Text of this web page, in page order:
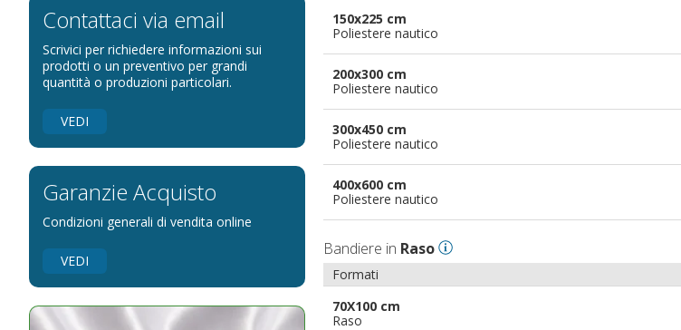
Bandiere per enti pubblici
Bandiere per riserve naturali e parchi
Bandiere per musicisti
Bandiere per feste
pennoni per bandiere
Contattaci via email
Scrivici per richiedere informazioni sui
prodotti o un preventivo per grandi
quantità o produzioni particolari.
VEDI
Garanzie Acquisto
Condizioni generali di vendita online
VEDI
150x225 cm
Poliestere nautico
200x300 cm
Poliestere nautico
300x450 cm
Poliestere nautico
400x600 cm
Poliestere nautico
Bandiere in Raso
Formati
70X100 cm
Raso